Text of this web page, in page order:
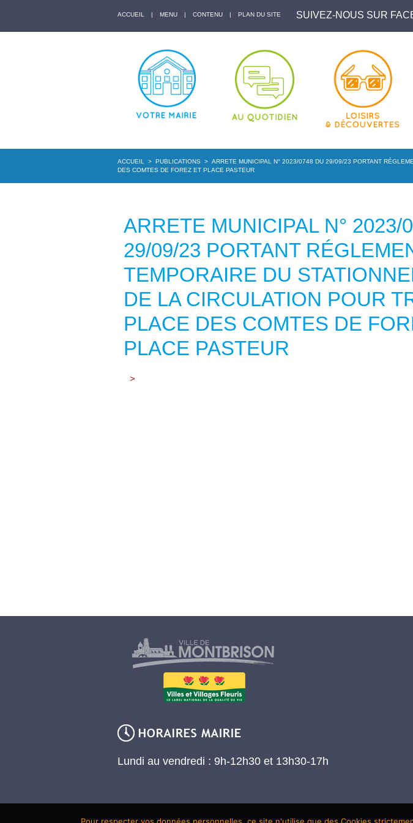
ACCUEIL | MENU | CONTENU | PLAN DU SITE SUIVEZ-NOUS SUR
ACCUEIL > PUBLICATIONS > ARRETE MUNICIPAL N° 2023/0748 DU 29/09/23 PORTANT
DES COMTES DE FOREZ ET PLACE PASTEUR
ARRETE MUNICIPAL N° 2023/
29/09/23 PORTANT
TEMPORAIRE DU
DE LA CIRCULATION POUR
PLACE DES COMTES DE
PLACE PASTEUR
>
Lundi au vendredi : 9h-12h30 et 13h30-17h